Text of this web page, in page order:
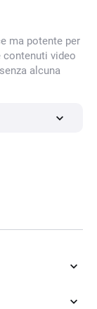
ma potente per
video
alcuna